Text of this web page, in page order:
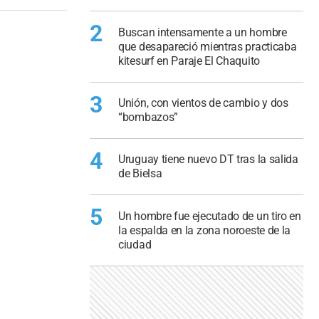
2
Buscan intensamente a un hombre
que desapareció mientras practicaba
kitesurf en Paraje El Chaquito
3
Unión, con vientos de cambio y dos
“bombazos”
4
Uruguay tiene nuevo DT tras la salida
de Bielsa
5
Un hombre fue ejecutado de un tiro en
la espalda en la zona noroeste de la
ciudad